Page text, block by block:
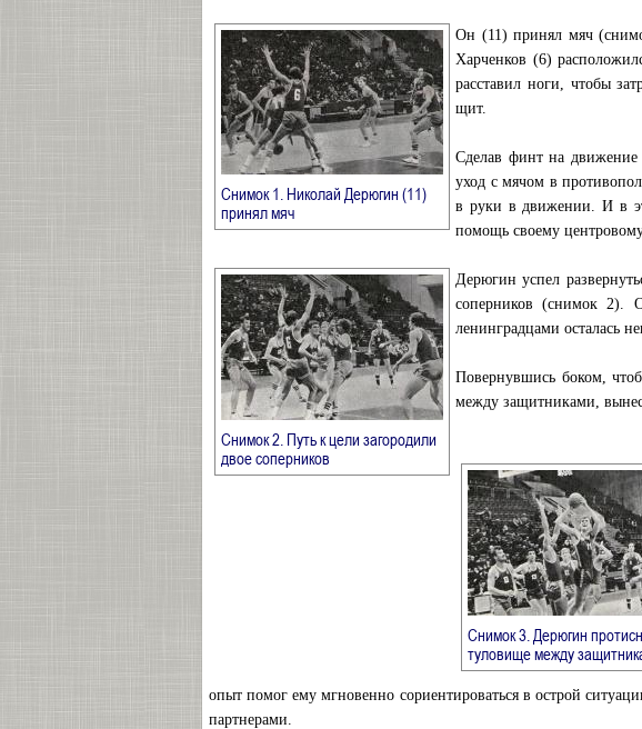
Снимок 1. Николай Дерюгин (11)
принял мяч
Он (11) принял мяч
Харченков (6)
расставил ноги, чтобы
щит.
Сделав финт на
уход с мячом в
в руки в движении. И в
помощь своему
Снимок 2. Путь к цели загородили
двое соперников →
Дерюгин успел
соперников (снимок 2).
ленинградцами осталась
Повернувшись боком,
между защитниками,
Снимок 3. Дерюгин
туловище между
опыт помог ему мгновенно сориентироваться в острой
партнерами.